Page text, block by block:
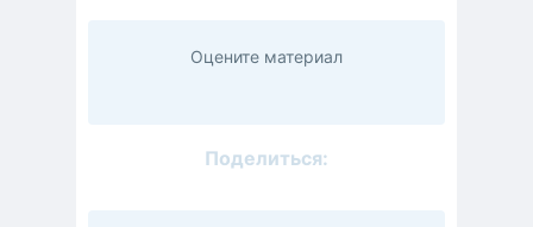
Оцените материал
Поделиться: